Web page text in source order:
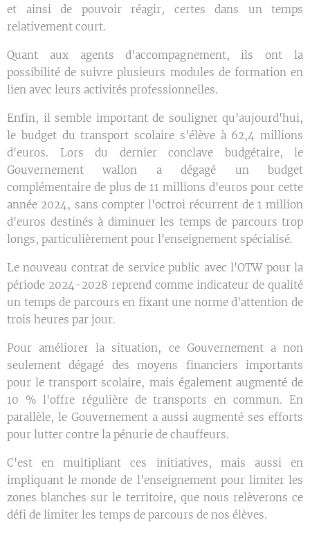
et ainsi de pouvoir réagir, certes dans un temps
relativement court.
Quant aux agents d'accompagnement, ils ont la
possibilité de suivre plusieurs modules de formation en
lien avec leurs activités professionnelles.
Enfin, il semble important de souligner qu'aujourd'hui,
le budget du transport scolaire s'élève à 62,4 millions
d'euros. Lors du dernier conclave budgétaire, le
Gouvernement wallon a dégagé un budget
complémentaire de plus de 11 millions d'euros pour cette
année 2024, sans compter l'octroi récurrent de 1 million
d'euros destinés à diminuer les temps de parcours trop
longs, particulièrement pour l'enseignement spécialisé.
Le nouveau contrat de service public avec l'OTW pour la
période 2024-2028 reprend comme indicateur de qualité
un temps de parcours en fixant une norme d'attention de
trois heures par jour.
Pour améliorer la situation, ce Gouvernement a non
seulement dégagé des moyens financiers importants
pour le transport scolaire, mais également augmenté de
10 % l'offre régulière de transports en commun. En
parallèle, le Gouvernement a aussi augmenté ses efforts
pour lutter contre la pénurie de chauffeurs.
C'est en multipliant ces initiatives, mais aussi en
impliquant le monde de l'enseignement pour limiter les
zones blanches sur le territoire, que nous relèverons ce
défi de limiter les temps de parcours de nos élèves.